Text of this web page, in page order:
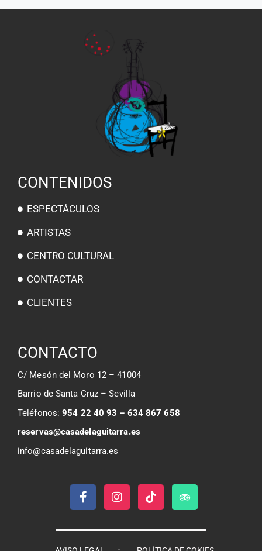
CONTENIDOS
ESPECTÁCULOS
ARTISTAS
CENTRO CULTURAL
CONTACTAR
CLIENTES
CONTACTO
C/ Mesón del Moro 12 – 41004
Barrio de Santa Cruz – Sevilla
Teléfonos:954 22 40 93 – 634 867 658
reservas@casadelaguitarra.es
info@casadelaguitarra.es